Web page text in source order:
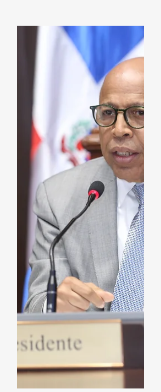
Diputados, Alfredo
Pacheco, junto...
proyecto de ley
del Presupuesto